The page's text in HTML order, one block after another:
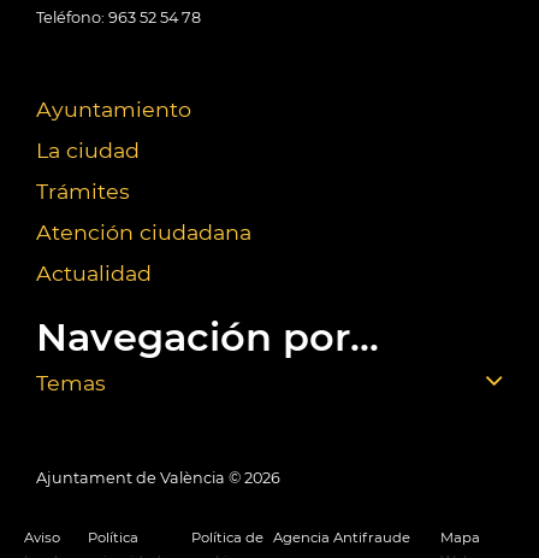
Teléfono: 963 52 54 78
Ayuntamiento
La ciudad
Trámites
Atención ciudadana
Actualidad
Navegación por...
Temas
Ajuntament de València © 2026
Aviso
Política
Política de Agencia Antifraude
Mapa